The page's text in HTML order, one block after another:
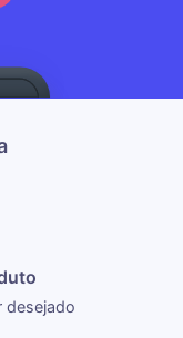
desejado